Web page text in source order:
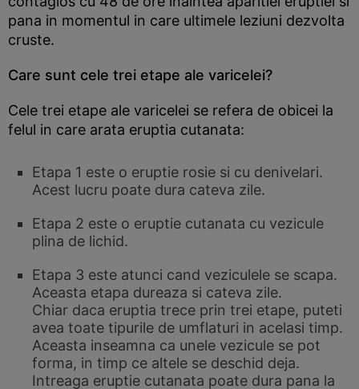
pana in momentul in care ultimele leziuni dezvolta
cruste.
Care sunt cele trei etape ale varicelei?
Cele trei etape ale varicelei se refera de obicei la
felul in care arata eruptia cutanata:
Etapa 1 este o eruptie rosie si cu denivelari.
Acest lucru poate dura cateva zile.
Etapa 2 este o eruptie cutanata cu vezicule
plina de lichid.
Etapa 3 este atunci cand veziculele se scapa.
Aceasta etapa dureaza si cateva zile.
Chiar daca eruptia trece prin trei etape, puteti
avea toate tipurile de umflaturi in acelasi timp.
Aceasta inseamna ca unele vezicule se pot
forma, in timp ce altele se deschid deja.
Intreaga eruptie cutanata poate dura pana la